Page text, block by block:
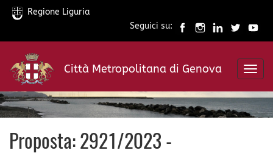
Salta
contenuto
principale
Regione Liguria
Seguici su:
Città Metropolitana di Genova
Proposta: 2921/2023 -